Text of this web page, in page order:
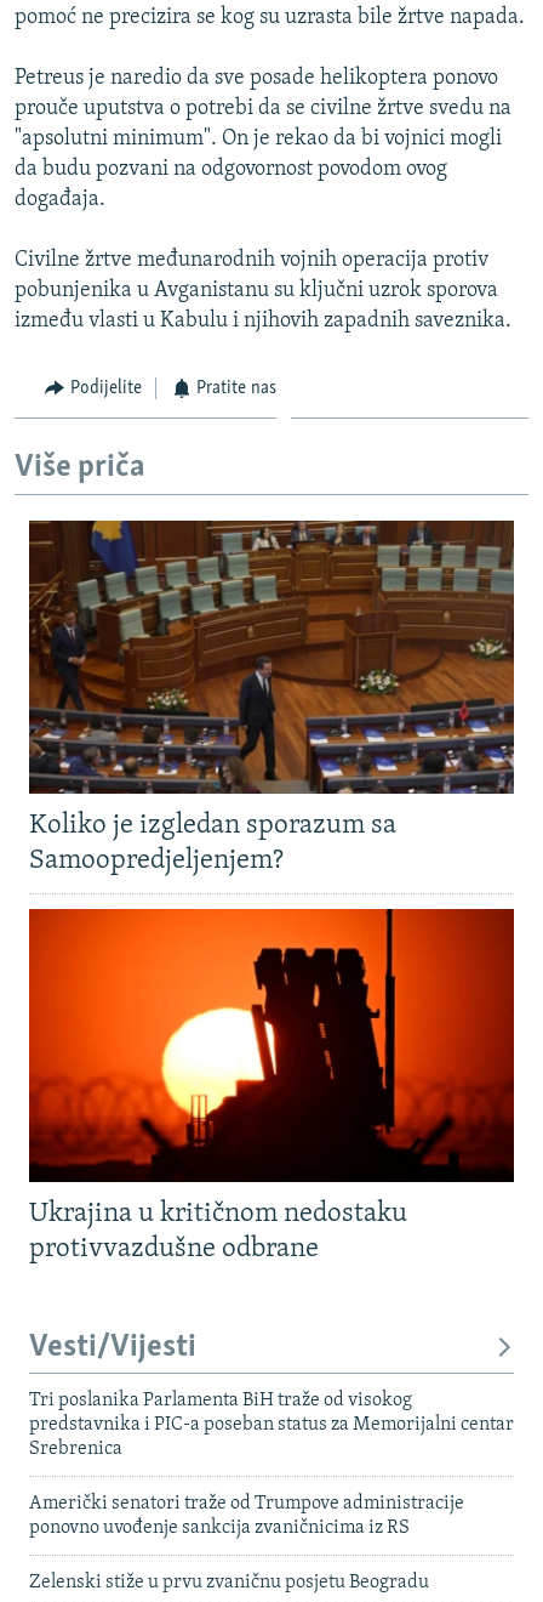
NASTANAK I RASPAD JUGOSLAVIJE
pomoć ne precizira se kog su uzrasta bile žrtve napada.
Petreus je naredio da sve posade helikoptera ponovo
prouče uputstva o potrebi da se civilne žrtve svedu na
"apsolutni minimum". On je rekao da bi vojnici mogli
da budu pozvani na odgovornost povodom ovog
događaja.
Civilne žrtve međunarodnih vojnih operacija protiv
pobunjenika u Avganistanu su ključni uzrok sporova
između vlasti u Kabulu i njihovih zapadnih saveznika.
Podijelite Pratite nas
Više priča
Koliko je izgledan sporazum sa
Samoopredjeljenjem?
Ukrajina u kritičnom nedostaku
protivvazdušne odbrane
Vesti/Vijesti
Tri poslanika Parlamenta BiH traže od visokog
predstavnika i PIC-a poseban status za Memorijalni centar
Srebrenica
Američki senatori traže od Trumpove administracije
ponovno uvođenje sankcija zvaničnicima iz RS
Zelenski stiže u prvu zvaničnu posjetu Beogradu